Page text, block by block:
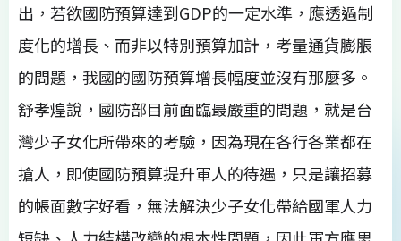
出，若欲國防預算達到GDP的一定水準，應透過制
度化的增長、而非以特別預算加計，考量通貨膨脹
的問題，我國的國防預算增長幅度並沒有那麼多。
舒孝煌說，國防部目前面臨最嚴重的問題，就是台
灣少子女化所帶來的考驗，因為現在各行各業都在
搶人，即使國防預算提升軍人的待遇，只是讓招募
的帳面數字好看，無法解決少子女化帶給國軍人力